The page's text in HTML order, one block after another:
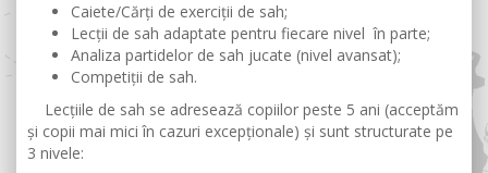
Caiete/Cărți de exerciții de sah;
Lecții de sah adaptate pentru fiecare nivel în parte;
Analiza partidelor de sah jucate (nivel avansat);
Competiții de sah.
Lecțiile de sah se adresează copiilor peste 5 ani (acceptăm
și copii mai mici în cazuri excepționale) și sunt structurate pe
3 nivele: